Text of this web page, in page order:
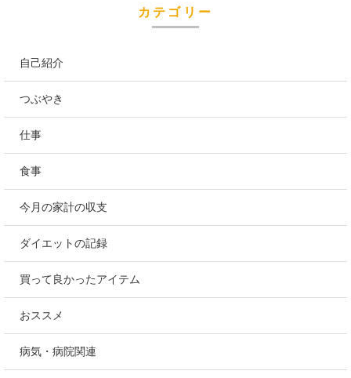
カテゴリー
自己紹介
つぶやき
仕事
食事
今月の家計の収支
ダイエットの記録
買って良かったアイテム
おススメ
病気・病院関連